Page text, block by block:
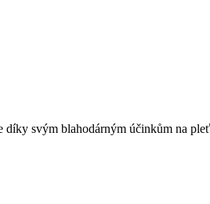
díky svým blahodárným účinkům na